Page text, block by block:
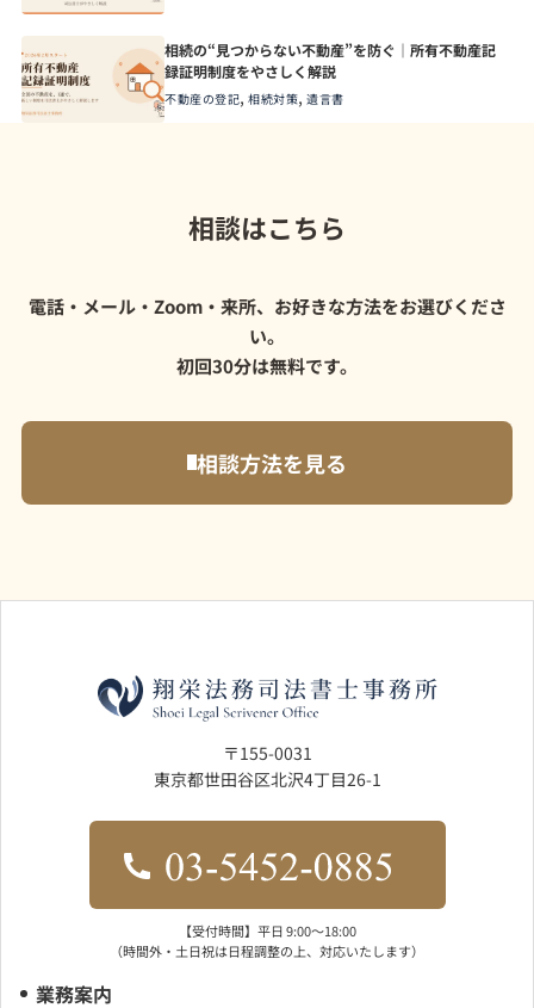
相続の“見つからない不動産”を防ぐ｜所有不動産記
録証明制度をやさしく解説
不動産の登記, 相続対策, 遺言書
相談はこちら
電話・メール・Zoom・来所、お好きな方法をお選びくださ
い。
初回30分は無料です。
相談方法を見る
〒155-0031
東京都世田谷区北沢4丁目26-1
【受付時間】平日 9:00〜18:00
（時間外・土日祝は日程調整の上、対応いたします）
業務案内